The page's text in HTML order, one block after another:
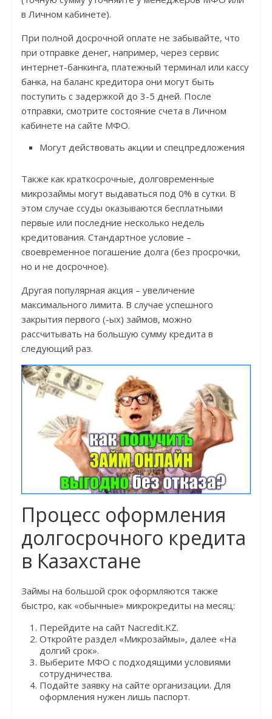
в Личном кабинете).
При полной досрочной оплате не забывайте, что
при отправке денег, например, через сервис
интернет-банкинга, платежный терминал или кассу
банка, на баланс кредитора они могут быть
поступить с задержкой до 3-5 дней. После
отправки, смотрите состояние счета в Личном
кабинете на сайте МФО.
Могут действовать акции и спецпредложения
Также как краткосрочные, долговременные
микрозаймы могут выдаваться под 0% в сутки. В
этом случае ссуды оказываются бесплатными
первые или последние несколько недель
кредитования. Стандартное условие –
своевременное погашение долга (без просрочки,
но и не досрочное).
Другая популярная акция – увеличение
максимального лимита. В случае успешного
закрытия первого (-ых) займов, можно
рассчитывать на большую сумму кредита в
следующий раз.
Процесс оформления
долгосрочного кредита
в Казахстане
Займы на большой срок оформляются также
быстро, как «обычные» микрокредиты на месяц:
Перейдите на сайт Nacredit.KZ.
Откройте раздел «Микрозаймы», далее «На
долгий срок».
Выберите МФО с подходящими условиями
сотрудничества.
Подайте заявку на сайте организации. Для
оформления нужен лишь паспорт.